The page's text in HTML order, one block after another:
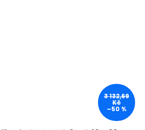
3 132,69
Kč
–50 %